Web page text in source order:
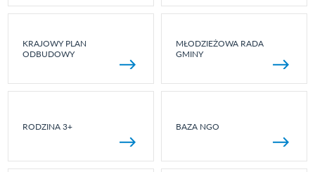
KRAJOWY PLAN
ODBUDOWY
MŁODZIEŻOWA RADA
GMINY
RODZINA 3+ BAZA NGO